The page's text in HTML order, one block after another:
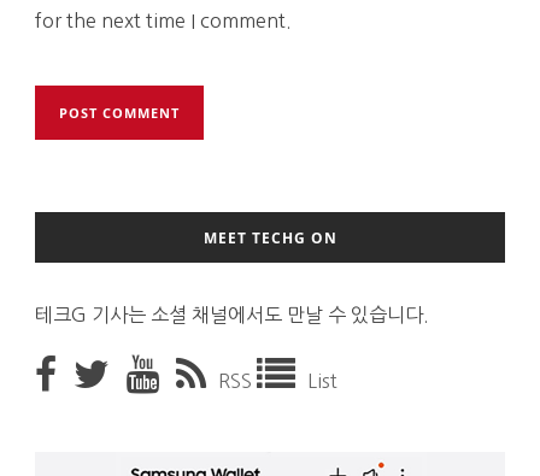
for the next time I comment.
MEET TECHG ON
테크G 기사는 소셜 채널에서도 만날 수 있습니다.
RSS List